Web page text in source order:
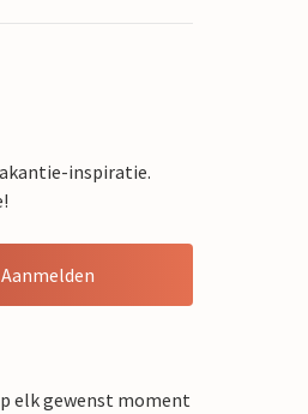
inspiratie.
Aanmelden
elk gewenst moment